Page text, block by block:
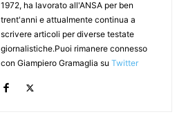
1972, ha lavorato all'ANSA per ben
trent'anni e attualmente continua a
scrivere articoli per diverse testate
giornalistiche.Puoi rimanere connesso
con Giampiero Gramaglia su Twitter